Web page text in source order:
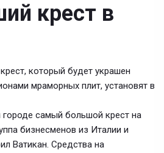
крест в
который будет украшен
мраморных плит, установят в
самый большой крест на
бизнесменов из Италии и
Ватикан. Средства на